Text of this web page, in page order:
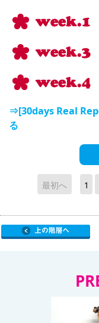
⇒[30days Real
る
最初へ 1